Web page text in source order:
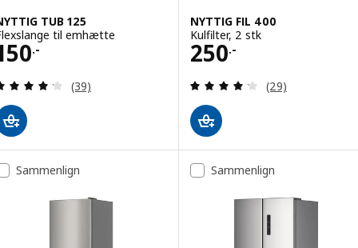
TUB 125
til emhætte
.-
150.-
Anmeld: 4.2 ud af 5 Stjerner. Anmeldelser i alt:
(39)
NYTTIG FIL 400
Kulfilter, 2 stk
250.-
Pris 250.-
Anmeld: 4.2 ud
(29)
Sammenlign Sammenlign